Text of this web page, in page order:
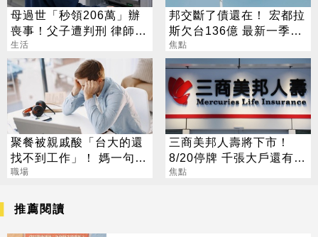
母過世「秒領206萬」辦
喪事！父子遭判刑 律師：
搶錢先下手是罪
生活
邦交斷了債還在！ 宏都拉
斯欠台136億 最新一季
「零還款」
焦點
聚餐被親戚酸「台大的還
找不到工作」！ 媽一句神
回戰場秒靜音
職場
三商美邦人壽將下市！
8/20停牌 千張大戶還有
252人
焦點
推薦閱讀